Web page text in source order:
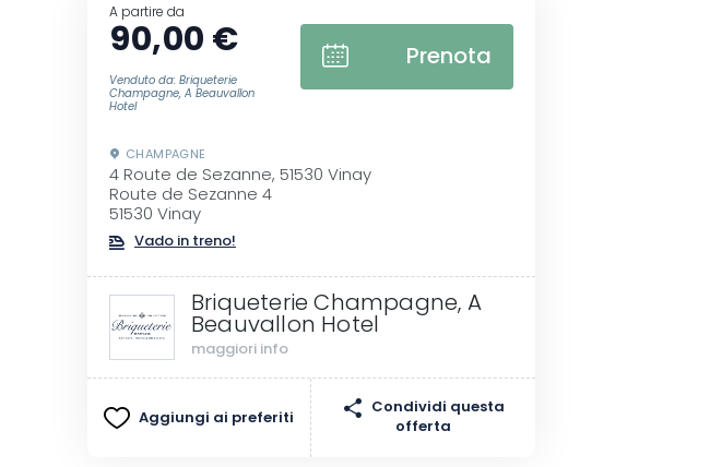
A partire da
90,00 €
Venduto da: Briqueterie
Champagne, A Beauvallon
Hotel
Prenota
CHAMPAGNE
4 Route de Sezanne, 51530 Vinay
Route de Sezanne 4
51530 Vinay
Vado in treno!
Briqueterie Champagne, A
Beauvallon Hotel
maggiori info
Aggiungi ai preferiti
Condividi questa
offerta